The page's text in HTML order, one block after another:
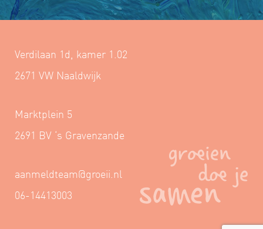
Verdilaan 1d, kamer 1.02
2671 VW Naaldwijk
Marktplein 5
2691 BV ‘s Gravenzande
aanmeldteam@groeii.nl
06-14413003